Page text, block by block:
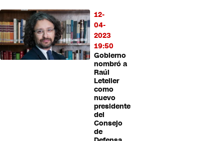
12-
04-
2023
19:50
Gobierno
nombró a
Raúl
Letelier
como
nuevo
presidente
del
Consejo
de